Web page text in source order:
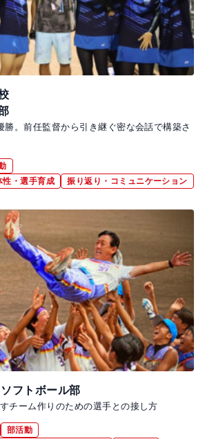
勝。前任監督から引き継ぐ密な会話で構築さ
性・選手育成 振り返り・コミュニケーション
フトボール部
チーム作りのための選手との接し方
部活動